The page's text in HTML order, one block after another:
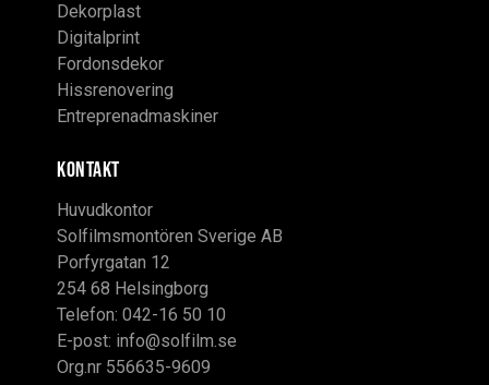
Dekorplast
Digitalprint
Fordonsdekor
Hissrenovering
Entreprenadmaskiner
KONTAKT
Huvudkontor
Solfilmsmontören Sverige AB
Porfyrgatan 12
254 68 Helsingborg
Telefon: 042-16 50 10
E-post: info@solfilm.se
Org.nr 556635-9609